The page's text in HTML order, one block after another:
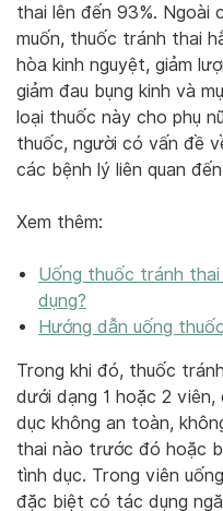
thai lên đến 93%. Ngoài
muốn, thuốc tránh thai
hòa kinh nguyệt, giảm
giảm đau bụng kinh và
loại thuốc này cho phụ
thuốc, người có vấn đề
các bệnh lý liên quan
Xem thêm:
Uống thuốc tránh
dụng?
Hướng dẫn uống
Trong khi đó, thuốc
dưới dạng 1 hoặc 2 viên,
dục không an toàn,
thai nào trước đó hoặc
tình dục. Trong viên
đặc biệt có tác dụng